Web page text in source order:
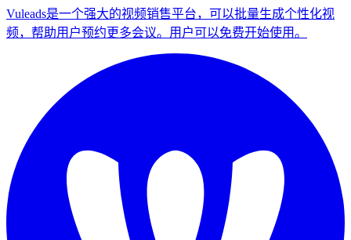
Vuleads是一个强大的视频销售平台，可以批量生成个性化视
频，帮助用户预约更多会议。用户可以免费开始使用。